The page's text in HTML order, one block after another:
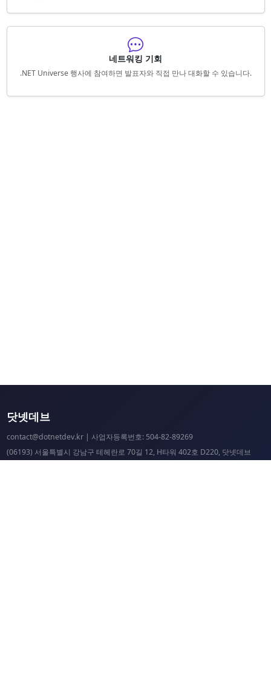
네트워킹 기회
.NET Universe 행사에 참여하면 발표자와 직접 만나 대화할 수 있습니다.
닷넷데브
contact@dotnetdev.kr| 사업자등록번호: 504-82-89269
(06193) 서울특별시 강남구 테헤란로 70길 12, H타워 402호 D220, 닷넷데브